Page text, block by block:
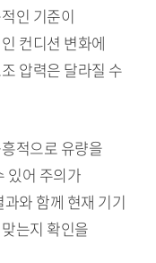
인 기준이
컨디션 변화에
압력은 달라질 수
적으로 유량을
있어 주의가
와 함께 현재 기기
는지 확인을